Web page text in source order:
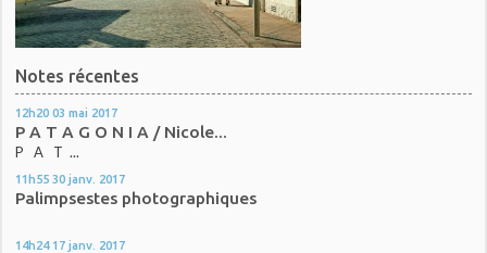
Notes récentes
12h20 03 mai 2017
P A T A G O N I A / Nicole...
P A T ...
11h55 30 janv. 2017
Palimpsestes photographiques
14h24 17 janv. 2017